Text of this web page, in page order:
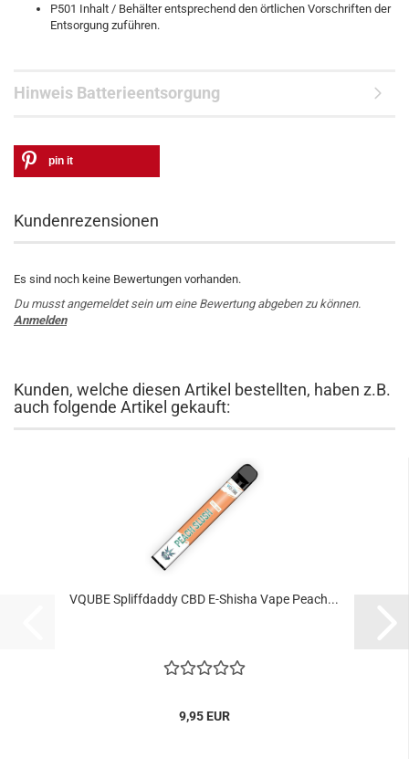
P501 Inhalt / Behälter entsprechend den örtlichen Vorschriften der
Entsorgung zuführen.
Hinweis Batterieentsorgung
pin it
Kundenrezensionen
Es sind noch keine Bewertungen vorhanden.
Du musst angemeldet sein um eine Bewertung abgeben zu können.
Anmelden
Kunden, welche diesen Artikel bestellten, haben z.B.
auch folgende Artikel gekauft:
VQUBE Spliffdaddy CBD E-Shisha Vape Peach...
9,95 EUR